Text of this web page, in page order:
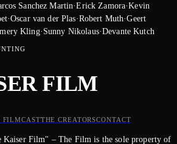
Sanchez Martin·Erick Zamora·Kevin
·Oscar van der Plas·Robert Muth·Geert
Kling· Sunny Nikolaus·Devante Kutch
FILM
FILMCASTTHE CREATORSCONTACT
Film" – The Film is the sole property of